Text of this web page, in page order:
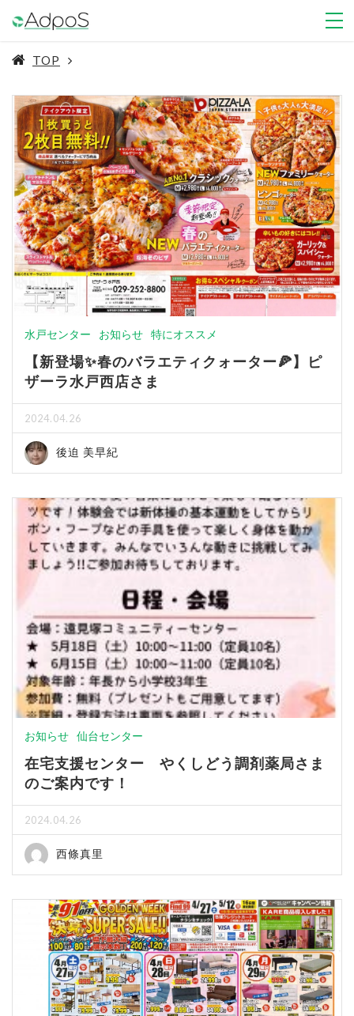
TOP
水戸センター お知らせ 特にオススメ
【新登場✨春のバラエティクォーター🍕】ピ
ザーラ水戸西店さま
2024.04.26
後迫 美早紀
お知らせ 仙台センター
在宅支援センター やくしどう調剤薬局さま
のご案内です！
2024.04.26
西條真里